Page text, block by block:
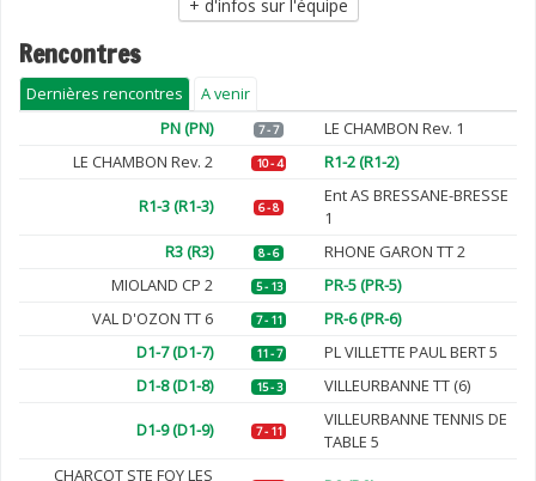
+ d'infos sur l'équipe
Rencontres
Dernières rencontres
A venir
PN (PN)
7 - 7
LE CHAMBON Rev. 1
LE CHAMBON Rev. 2
10 - 4 R1-2 (R1-2)
R1-3 (R1-3) 6 - 8
Ent AS BRESSANE-BRESSE
1
R3 (R3)
8 - 6
RHONE GARON TT 2
MIOLAND CP 2
5 - 13
PR-5 (PR-5)
VAL D'OZON TT 6
7 - 11
PR-6 (PR-6)
D1-7 (D1-7)
11 - 7
PL VILLETTE PAUL BERT 5
D1-8 (D1-8)
15 - 3 VILLEURBANNE TT (6)
D1-9 (D1-9) 7 - 11
VILLEURBANNE TENNIS DE
TABLE 5
CHARCOT STE FOY LES